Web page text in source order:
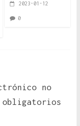
2023-01-12
0
no
obligatorios